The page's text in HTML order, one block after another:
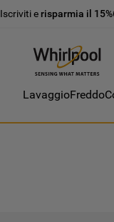
Iscriviti e risparmia il 15%
LavaggioFreddo